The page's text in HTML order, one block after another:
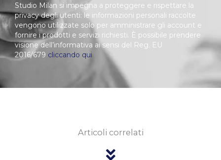
Studio Milan si impegna a proteggere e rispettare la
privacy degli utenti: le informazioni personali raccolte
vengono utilizzate solo per amministrare gli account e
fornire i prodotti e servizi richiesti. È possibile prendere
visione dell’informativa ai sensi del Reg. EU
2016/679 cliccando qui
Articoli correlati